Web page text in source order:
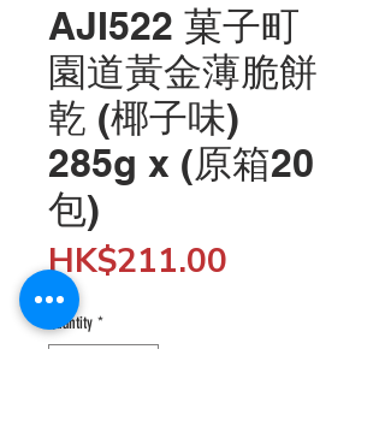
AJI522 菓子町
園道黃金薄脆餅
乾 (椰子味)
285g x (原箱20
包)
HK$211.00
Quantity *